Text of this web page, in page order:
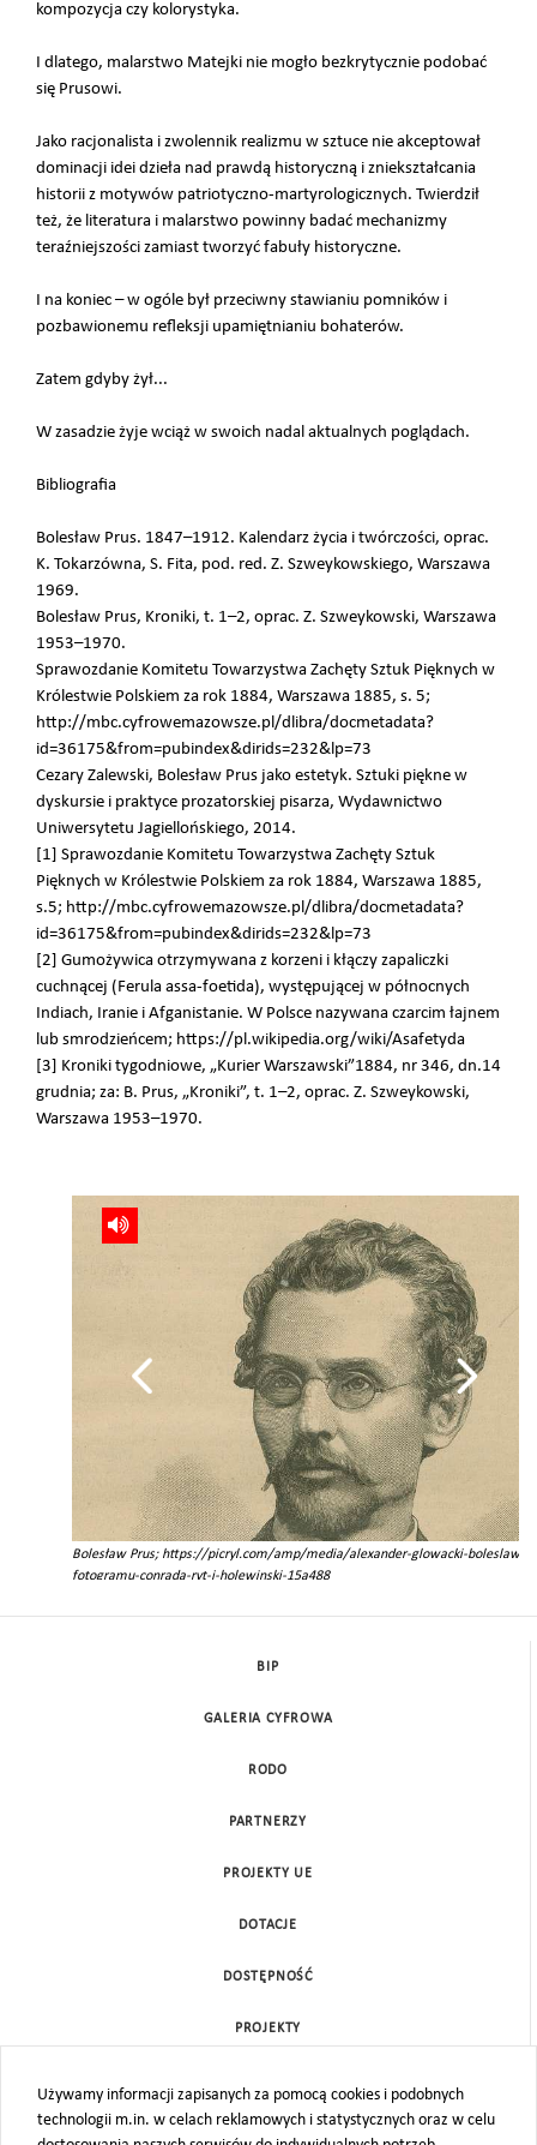
kompozycja czy kolorystyka.
I dlatego, malarstwo Matejki nie mogło bezkrytycznie podobać
się Prusowi.
Jako racjonalista i zwolennik realizmu w sztuce nie akceptował
dominacji idei dzieła nad prawdą historyczną i zniekształcania
historii z motywów patriotyczno-martyrologicznych. Twierdził
też, że literatura i malarstwo powinny badać mechanizmy
teraźniejszości zamiast tworzyć fabuły historyczne.
I na koniec – w ogóle był przeciwny stawianiu pomników i
pozbawionemu refleksji upamiętnianiu bohaterów.
Zatem gdyby żył...
W zasadzie żyje wciąż w swoich nadal aktualnych poglądach.
Bibliografia
Bolesław Prus. 1847–1912. Kalendarz życia i twórczości, oprac.
K. Tokarzówna, S. Fita, pod. red. Z. Szweykowskiego, Warszawa
1969.
Bolesław Prus, Kroniki, t. 1–2, oprac. Z. Szweykowski, Warszawa
1953–1970.
Sprawozdanie Komitetu Towarzystwa Zachęty Sztuk Pięknych w
Królestwie Polskiem za rok 1884, Warszawa 1885, s. 5;
http://mbc.cyfrowemazowsze.pl/dlibra/docmetadata?
id=36175&from=pubindex&dirids=232&lp=73
Cezary Zalewski, Bolesław Prus jako estetyk. Sztuki piękne w
dyskursie i praktyce prozatorskiej pisarza, Wydawnictwo
Uniwersytetu Jagiellońskiego, 2014.
[1] Sprawozdanie Komitetu Towarzystwa Zachęty Sztuk
Pięknych w Królestwie Polskiem za rok 1884, Warszawa 1885,
s.5; http://mbc.cyfrowemazowsze.pl/dlibra/docmetadata?
id=36175&from=pubindex&dirids=232&lp=73
[2] Gumożywica otrzymywana z korzeni i kłączy zapaliczki
cuchnącej (Ferula assa-foetida), występującej w północnych
Indiach, Iranie i Afganistanie. W Polsce nazywana czarcim łajnem
lub smrodzieńcem; https://pl.wikipedia.org/wiki/Asafetyda
[3] Kroniki tygodniowe, „Kurier Warszawski”1884, nr 346, dn.14
grudnia; za: B. Prus, „Kroniki”, t. 1–2, oprac. Z. Szweykowski,
Warszawa 1953–1970.
Bolesław Prus; https://picryl.com/amp/media/alexander-glowacki-boleslaw-
fotogramu-conrada-ryt-j-holewinski-15a488
Używamy informacji zapisanych za pomocą cookies i podobnych
technologii m.in. w celach reklamowych i statystycznych oraz w celu
BIP
GALERIA CYFROWA
RODO
PARTNERZY
PROJEKTY UE
DOTACJE
DOSTĘPNOŚĆ
PROJEKTY
MAPA STRONY